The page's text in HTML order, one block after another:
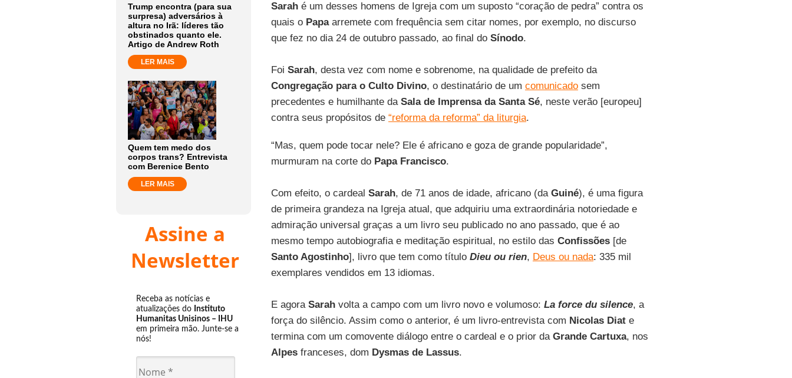
Trump encontra (para sua
surpresa) adversários à
altura no Irã: líderes tão
obstinados quanto ele.
Artigo de Andrew Roth
LER MAIS
Quem tem medo dos
corpos trans? Entrevista
com Berenice Bento
LER MAIS
Assine a
Newsletter
Receba as notícias e
atualizações do Instituto
Humanitas Unisinos – IHU
em primeira mão. Junte-se a
nós!
Sarahé um desses homens de Igreja com um suposto “coração de pedra” contra os
quais o Papaarremete com frequência sem citar nomes, por exemplo, no discurso
que fez no dia 24 de outubro passado, ao final do Sínodo.
Foi Sarah, desta vez com nome e sobrenome, na qualidade de prefeito da
Congregação para o Culto Divino, o destinatário de um comunicadosem
precedentes e humilhante da Sala de Imprensa da Santa Sé, neste verão [europeu]
contra seus propósitos de “reforma da reforma” da liturgia.
“Mas, quem pode tocar nele? Ele é africano e goza de grande popularidade”,
murmuram na corte do Papa Francisco.
Com efeito, o cardeal Sarah, de 71 anos de idade, africano (da Guiné), é uma figura
de primeira grandeza na Igreja atual, que adquiriu uma extraordinária notoriedade e
admiração universal graças a um livro seu publicado no ano passado, que é ao
mesmo tempo autobiografia e meditação espiritual, no estilo das Confissões[de
Santo Agostinho], livro que tem como título Dieu ou rien, Deus ou nada: 335 mil
exemplares vendidos em 13 idiomas.
E agora Sarahvolta a campo com um livro novo e volumoso: La force du silence, a
força do silêncio. Assim como o anterior, é um livro-entrevista com Nicolas Diate
termina com um comovente diálogo entre o cardeal e o prior da Grande Cartuxa, nos
Alpesfranceses, dom Dysmas de Lassus.